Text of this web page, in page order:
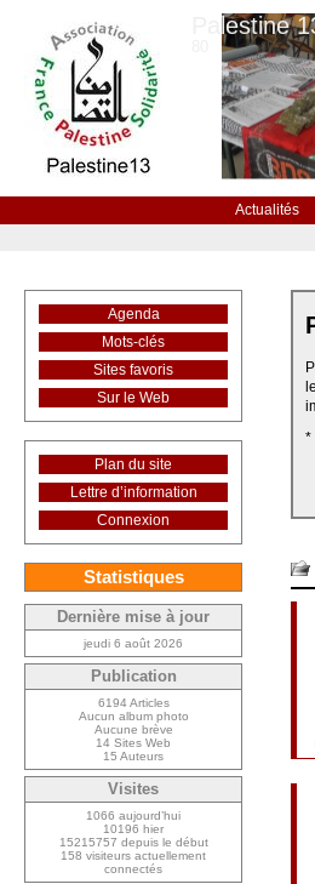
Palestine
Actualités
*
Agenda
Mots-clés
Sites favoris
Sur le Web
Plan du site
Lettre d’information
Connexion
Statistiques
Dernière mise à jour
jeudi 6 août 2026
Publication
6194 Articles
Aucun album photo
Aucune brève
14 Sites Web
15 Auteurs
Visites
1066 aujourd’hui
10196 hier
15215757 depuis le début
158 visiteurs actuellement
connectés